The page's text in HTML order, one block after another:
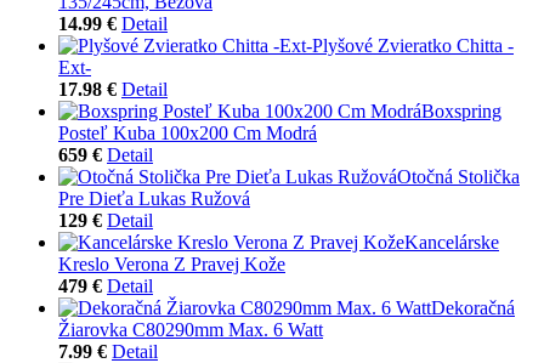
14.99 € Detail
Plyšové Zvieratko Chitta -
Ext-
17.98 € Detail
Boxspring
Posteľ Kuba 100x200 Cm Modrá
659 € Detail
Otočná Stolička
Pre Dieťa Lukas Ružová
129 € Detail
Kancelárske
Kreslo Verona Z Pravej Kože
479 € Detail
Dekoračná
Žiarovka C80290mm Max. 6 Watt
7.99 € Detail